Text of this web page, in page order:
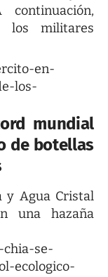
los militares
en-
los-
mundial
de botellas
y Agua Cristal
una hazaña
chia-se-
ecologico-